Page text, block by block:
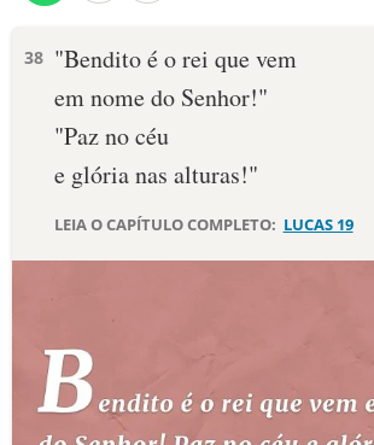
PALAVRA DO DIA
SALMO DO DIA
DEVOCIONAL DIÁRIO
ESTUDOS BÍBLICOS
ESBOÇOS DE PREGAÇÃO
38 "Bendito é o rei que vem
em nome do Senhor!"
"Paz no céu
e glória nas alturas!"
LEIA O CAPÍTULO COMPLETO: LUCAS 19